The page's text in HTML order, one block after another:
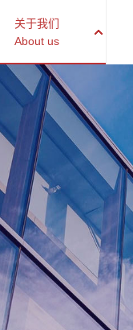
关于我们
About us